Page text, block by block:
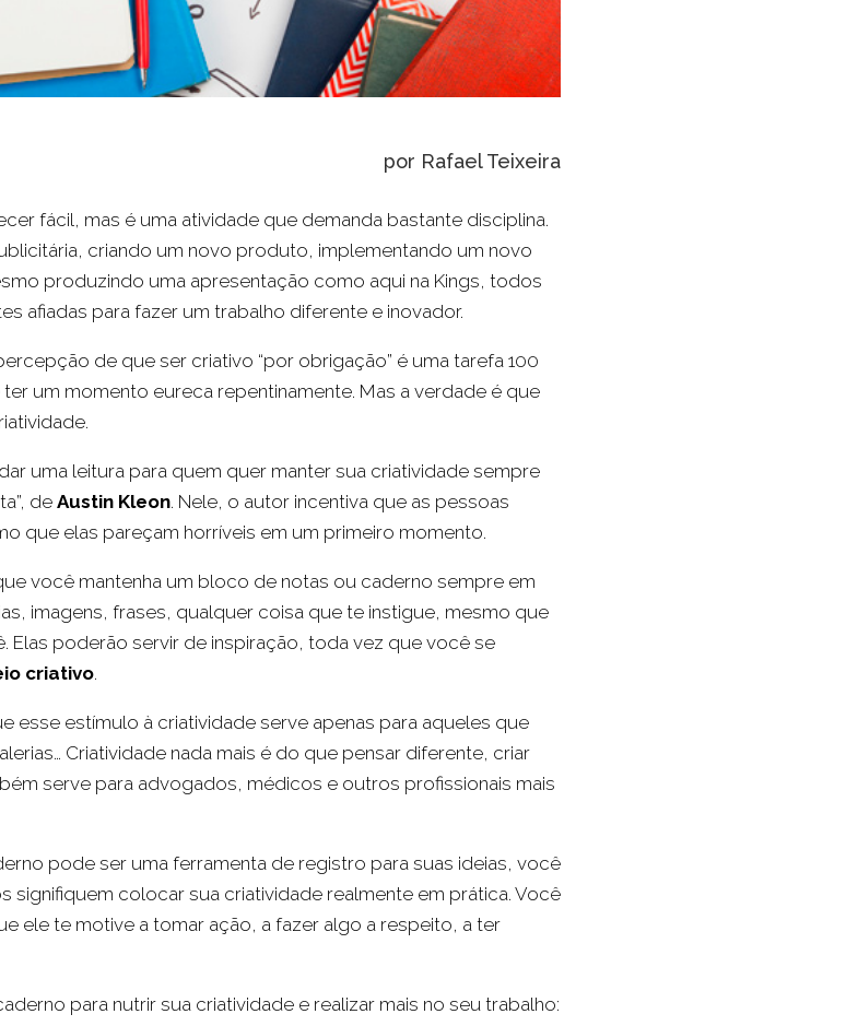
por Rafael Teixeira
fácil, mas é uma atividade que demanda bastante disciplina.
criando um novo produto, implementando um novo
produzindo uma apresentação como aqui na Kings, todos
afiadas para fazer um trabalho diferente e inovador.
de que ser criativo “por obrigação” é uma tarefa 100
um momento eureca repentinamente. Mas a verdade é que
uma leitura para quem quer manter sua criatividade sempre
de Austin Kleon. Nele, o autor incentiva que as pessoas
que elas pareçam horríveis em um primeiro momento.
você mantenha um bloco de notas ou caderno sempre em
imagens, frases, qualquer coisa que te instigue, mesmo que
Elas poderão servir de inspiração, toda vez que você se
criativo.
esse estímulo à criatividade serve apenas para aqueles que
Criatividade nada mais é do que pensar diferente, criar
serve para advogados, médicos e outros profissionais mais
pode ser uma ferramenta de registro para suas ideias, você
signifiquem colocar sua criatividade realmente em prática. Você
ele te motive a tomar ação, a fazer algo a respeito, a ter
para nutrir sua criatividade e realizar mais no seu trabalho: